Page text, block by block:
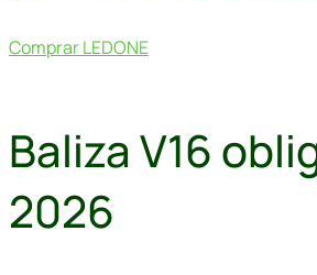
Comprar LEDONE
Baliza V16
2026